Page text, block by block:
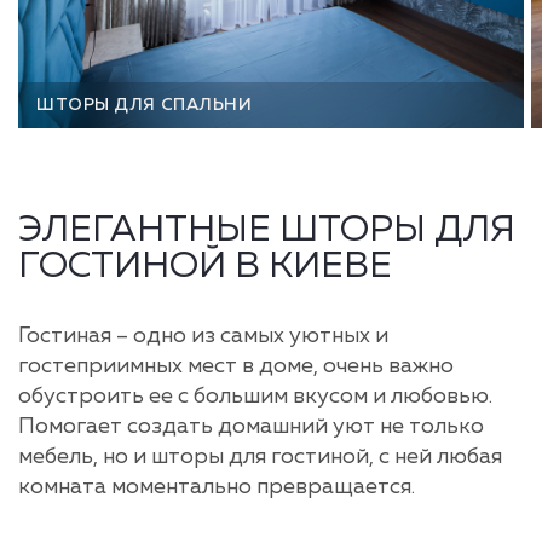
ШТОРЫ ДЛЯ СПАЛЬНИ
ЭЛЕГАНТНЫЕ ШТОРЫ ДЛЯ
ГОСТИНОЙ В КИЕВЕ
Гостиная – одно из самых уютных и
гостеприимных мест в доме, очень важно
обустроить ее с большим вкусом и любовью.
Помогает создать домашний уют не только
мебель, но и шторы для гостиной, с ней любая
комната моментально превращается.